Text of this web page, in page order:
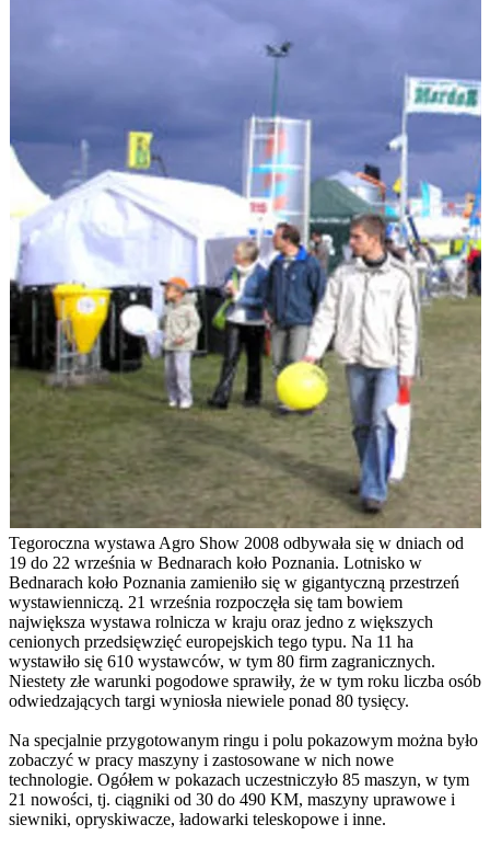
Tegoroczna wystawa Agro Show 2008 odbywała się w dniach od
19 do 22 września w Bednarach koło Poznania. Lotnisko w
Bednarach koło Poznania zamieniło się w gigantyczną przestrzeń
wystawienniczą. 21 września rozpoczęła się tam bowiem
największa wystawa rolnicza w kraju oraz jedno z większych
cenionych przedsięwzięć europejskich tego typu. Na 11 ha
wystawiło się 610 wystawców, w tym 80 firm zagranicznych.
Niestety złe warunki pogodowe sprawiły, że w tym roku liczba osób
odwiedzających targi wyniosła niewiele ponad 80 tysięcy.
Na specjalnie przygotowanym ringu i polu pokazowym można było
zobaczyć w pracy maszyny i zastosowane w nich nowe
technologie. Ogółem w pokazach uczestniczyło 85 maszyn, w tym
21 nowości, tj. ciągniki od 30 do 490 KM, maszyny uprawowe i
siewniki, opryskiwacze, ładowarki teleskopowe i inne.